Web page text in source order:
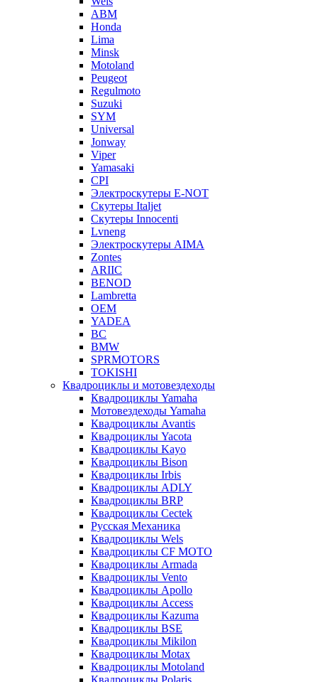
ABM
Honda
Lima
Minsk
Motoland
Peugeot
Regulmoto
Suzuki
SYM
Universal
Jonway
Viper
Yamasaki
CPI
Электроскутеры E-NOT
Скутеры Italjet
Скутеры Innocenti
Lvneng
Электроскутеры AIMA
Zontes
ARIIC
BENOD
Lambretta
OEM
YADEA
BC
BMW
SPRMOTORS
TOKISHI
Квадроциклы и мотовездеходы
Квадроциклы Yamaha
Мотовездеходы Yamaha
Квадроциклы Avantis
Квадроциклы Yacota
Квадроциклы Kayo
Квадроциклы Bison
Квадроциклы Irbis
Квадроциклы ADLY
Квадроциклы BRP
Квадроциклы Cectek
Русская Механика
Квадроциклы Wels
Квадроциклы CF MOTO
Квадроциклы Armada
Квадроциклы Vento
Квадроциклы Apollo
Квадроциклы Access
Квадроциклы Kazuma
Квадроциклы BSE
Квадроциклы Mikilon
Квадроциклы Motax
Квадроциклы Motoland
Квадроциклы Polaris